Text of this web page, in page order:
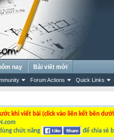
Forum Actions Quick Links
nay Bài viết mới
khi viết bài (click vào liên kết bên
chức năng để chia sẻ